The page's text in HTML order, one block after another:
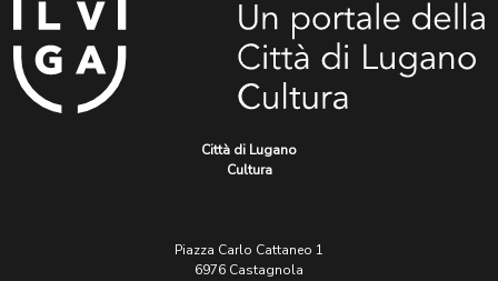
Città di Lugano
Cultura
Piazza Carlo Cattaneo 1
6976 Castagnola